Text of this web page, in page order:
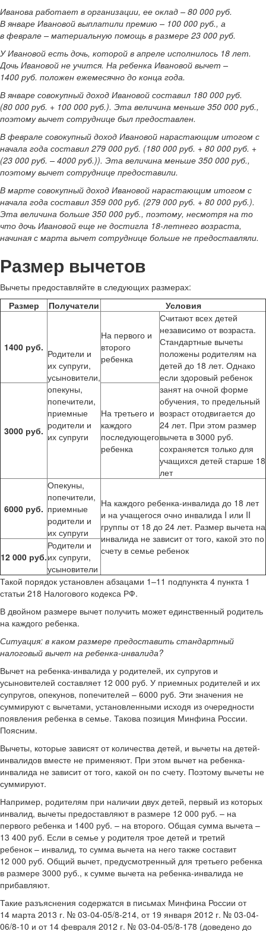
Иванова работает в организации, ее оклад – 80 000 руб.
В январе Ивановой выплатили премию – 100 000 руб., а
в феврале – материальную помощь в размере 23 000 руб.
У Ивановой есть дочь, которой в апреле исполнилось 18 лет.
Дочь Ивановой не учится. На ребенка Ивановой вычет –
1400 руб. положен ежемесячно до конца года.
В январе совокупный доход Ивановой составил 180 000 руб.
(80 000 руб. + 100 000 руб.). Эта величина меньше 350 000 руб.,
поэтому вычет сотруднице был предоставлен.
В феврале совокупный доход Ивановой нарастающим итогом с
начала года составил 279 000 руб. (180 000 руб. + 80 000 руб. +
(23 000 руб. – 4000 руб.)). Эта величина меньше 350 000 руб.,
поэтому вычет сотруднице предоставили.
В марте совокупный доход Ивановой нарастающим итогом с
начала года составил 359 000 руб. (279 000 руб. + 80 000 руб.).
Эта величина больше 350 000 руб., поэтому, несмотря на то
что дочь Ивановой еще не достигла 18-летнего возраста,
начиная с марта вычет сотруднице больше не предоставляли.
Размер вычетов
Вычеты предоставляйте в следующих размерах:
Размер
Получатели Условия
1400 руб.
Родители и
их супруги,
усыновители,
опекуны,
попечители,
приемные
родители и
их супруги
На первого и
второго
ребенка
Считают всех детей
независимо от возраста.
Стандартные вычеты
положены родителям на
детей до 18 лет. Однако
если здоровый ребенок
занят на очной форме
обучения, то предельный
возраст отодвигается до
24 лет. При этом размер
вычета в 3000 руб.
сохраняется только для
учащихся детей старше 18
лет
3000 руб.
На третьего и
каждого
последующего
ребенка
6000 руб.
Опекуны,
попечители,
приемные
родители и
их супруги
На каждого ребенка-инвалида до 18 лет
и на учащегося очно инвалида I или II
группы от 18 до 24 лет. Размер вычета на
инвалида не зависит от того, какой это по
счету в семье ребенок
12 000 руб.
Родители и
их супруги,
усыновители
Такой порядок установлен абзацами 1–11 подпункта 4 пункта 1
статьи 218 Налогового кодекса РФ.
В двойном размере вычет получить может единственный родитель
на каждого ребенка.
Ситуация: в каком размере предоставить стандартный
налоговый вычет на ребенка-инвалида?
Вычет на ребенка-инвалида у родителей, их супругов и
усыновителей составляет 12 000 руб. У приемных родителей и их
супругов, опекунов, попечителей – 6000 руб. Эти значения не
суммируют с вычетами, установленными исходя из очередности
появления ребенка в семье. Такова позиция Минфина России.
Поясним.
Вычеты, которые зависят от количества детей, и вычеты на детей-
инвалидов вместе не применяют. При этом вычет на ребенка-
инвалида не зависит от того, какой он по счету. Поэтому вычеты не
суммируют.
Например, родителям при наличии двух детей, первый из которых
инвалид, вычеты предоставляют в размере 12 000 руб. – на
первого ребенка и 1400 руб. – на второго. Общая сумма вычета –
13 400 руб. Если в семье у родителя трое детей и третий
ребенок – инвалид, то сумма вычета на него также составит
12 000 руб. Общий вычет, предусмотренный для третьего ребенка
в размере 3000 руб., к сумме вычета на ребенка-инвалида не
прибавляют.
Такие разъяснения содержатся в письмах Минфина России от
14 марта 2013 г. № 03-04-05/8-214, от 19 января 2012 г. № 03-04-
06/8-10 и от 14 февраля 2012 г. № 03-04-05/8-178 (доведено до